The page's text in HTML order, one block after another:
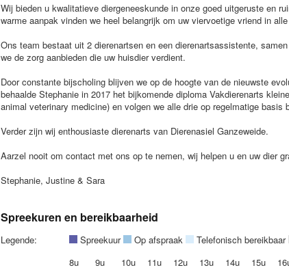
Wij bieden u kwalitatieve diergeneeskunde in onze goed uitgeruste en
warme aanpak vinden we heel belangrijk om uw viervoetige vriend in
Ons team bestaat uit 2 dierenartsen en een dierenartsassistente,
we de zorg aanbieden die uw huisdier verdient.
Door constante bijscholing blijven we op de hoogte van de nieuwste
behaalde Stephanie in 2017 het bijkomende diploma Vakdierenarts
animal veterinary medicine) en volgen we alle drie op regelmatige basis
Verder zijn wij enthousiaste dierenarts van Dierenasiel Ganzeweide.
Aarzel nooit om contact met ons op te nemen, wij helpen u en uw dier
Stephanie, Justine & Sara
Spreekuren en bereikbaarheid
Legende: Spreekuur Op afspraak Telefonisch bereikbaar
8u
9u 10u 11u 12u 13u 14u 15u